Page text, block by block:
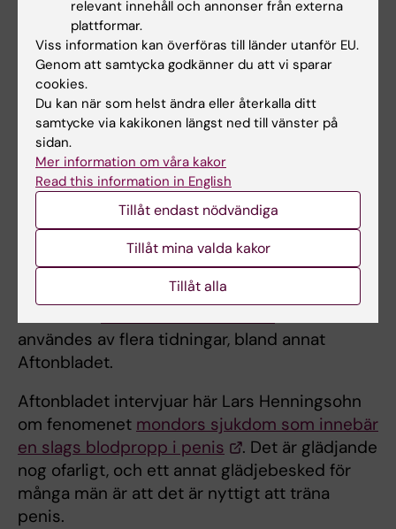
den här artikeln i Miami Herald omden
svenska tobaks- och nikotinpolitiken
.
Mai-Lis Hellénius kommenterar här i TV4-
nyheterna en rapport från Cancerfonden som
kritiserar att det ofta är skräpmat
som säljs
på exempelvis simhalls-kaféer.
Flera KI-forskare debatterar här i SvD för att
Sverige bör återskapa och utöka stödet till
forskning
, särskilt till länder söder om
Johan von Schreeb citeras i den här TT-
användes av flera tidningar, bland annat
Aftonbladet.
Aftonbladet intervjuar här Lars Henningsohn
om fenomenet mondors sjukdom som innebär
en slags blodpropp i penis
. Det är glädjande
nog ofarligt, och ett annat glädjebesked för
många män är att det är nyttigt att träna
penis.
relevant innehåll och annonser från externa
plattformar.
Viss information kan överföras till länder utanför EU.
Genom att samtycka godkänner du att vi sparar
cookies.
Du kan när som helst ändra eller återkalla ditt
samtycke via kakikonen längst ned till vänster på
sidan.
Mer information om våra kakor
Read this information in English
Tillåt endast nödvändiga
Tillåt mina valda kakor
Tillåt alla